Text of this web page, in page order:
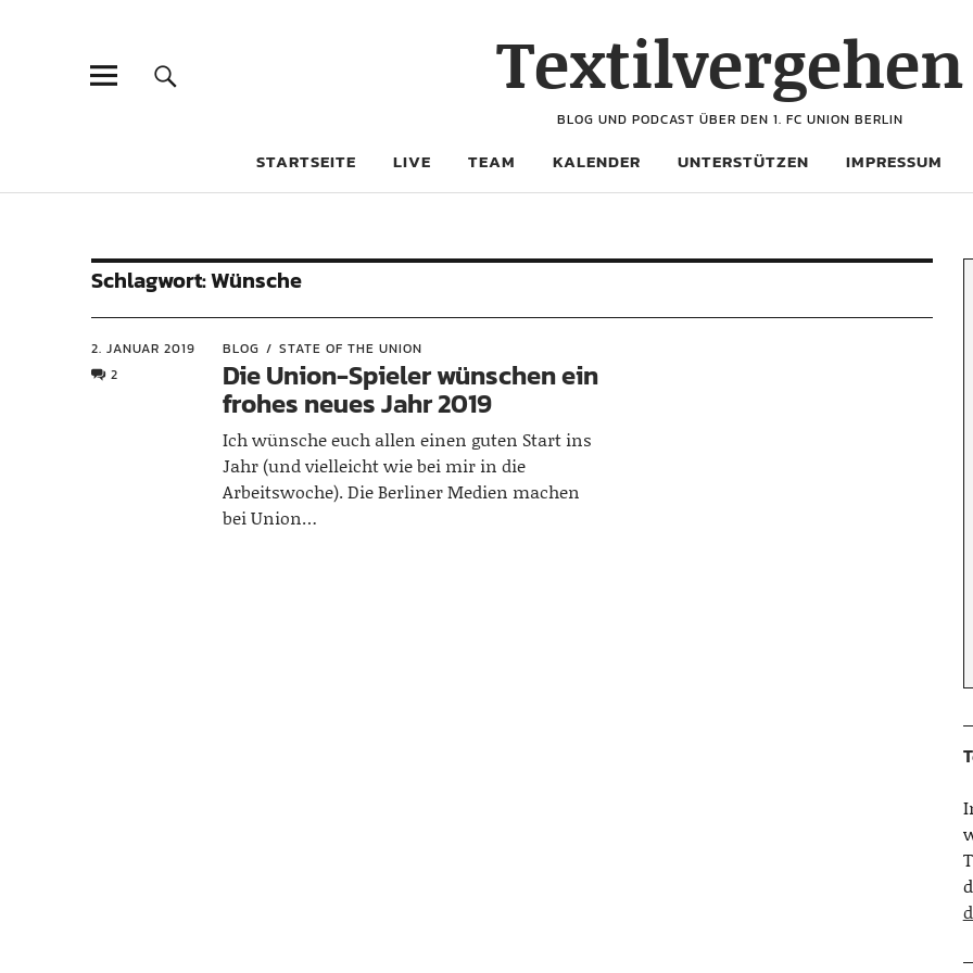
Textilvergehen
BLOG UND PODCAST ÜBER DEN 1. FC UNION BERLIN
STARTSEITE LIVE TEAM KALENDER UNTERSTÜTZEN IMPRESSUM
Schlagwort:Wünsche
2. JANUAR 2019
2
BLOG STATE OF THE UNION
Die Union-Spieler wünschen ein
frohes neues Jahr 2019
Ich wünsche euch allen einen guten Start ins
Jahr (und vielleicht wie bei mir in die
Arbeitswoche). Die Berliner Medien machen
bei Union…